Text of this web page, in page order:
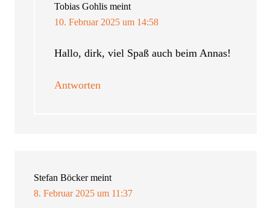
Tobias Gohlis meint
10. Februar 2025 um 14:58
Hallo, dirk, viel Spaß auch beim Annas!
Antworten
Stefan Böcker meint
8. Februar 2025 um 11:37